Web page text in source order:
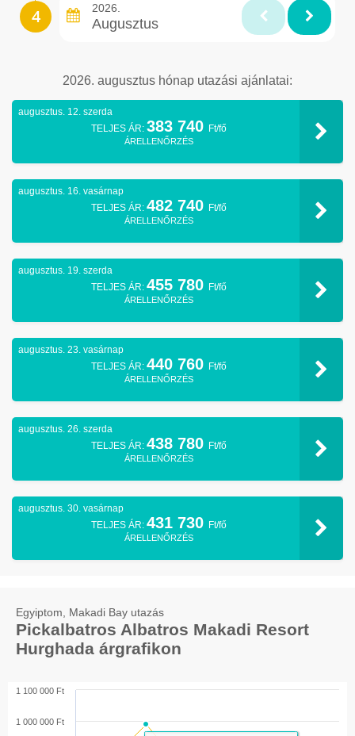
2026.
Augusztus
2026. augusztus hónap utazási ajánlatai:
augusztus. 12. szerda
TELJES ÁR: 383 740 Ft/fő
ÁRELLENŐRZÉS
augusztus. 16. vasárnap
TELJES ÁR: 482 740 Ft/fő
ÁRELLENŐRZÉS
augusztus. 19. szerda
TELJES ÁR: 455 780 Ft/fő
ÁRELLENŐRZÉS
augusztus. 23. vasárnap
TELJES ÁR: 440 760 Ft/fő
ÁRELLENŐRZÉS
augusztus. 26. szerda
TELJES ÁR: 438 780 Ft/fő
ÁRELLENŐRZÉS
augusztus. 30. vasárnap
TELJES ÁR: 431 730 Ft/fő
ÁRELLENŐRZÉS
Egyiptom, Makadi Bay utazás
Pickalbatros Albatros Makadi Resort
Hurghada árgrafikon
1 000 000 Ft
1 100 000 Ft